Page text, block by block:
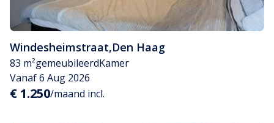
Windesheimstraat,Den Haag
83 m²gemeubileerdKamer
Vanaf 6 Aug 2026
€ 1.250/maand incl.